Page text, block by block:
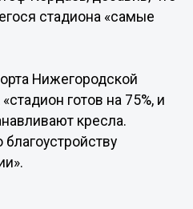
стадиона «самые
Нижегородской
готов на 75%, и
кресла.